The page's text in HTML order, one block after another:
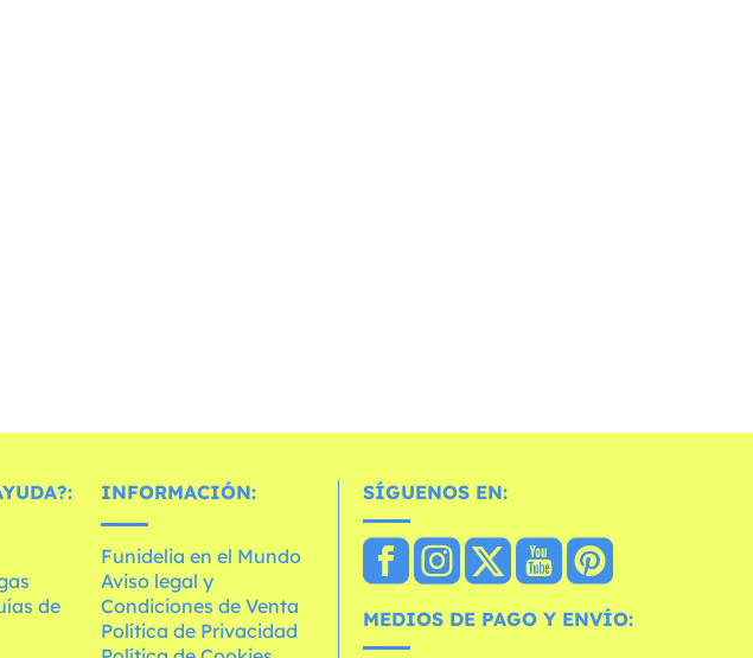
de
INFORMACIÓN:
Funidelia en el Mundo
Aviso legal y
Condiciones de Venta
Política de Privacidad
SÍGUENOS EN:
MEDIOS DE PAGO Y ENVÍO: